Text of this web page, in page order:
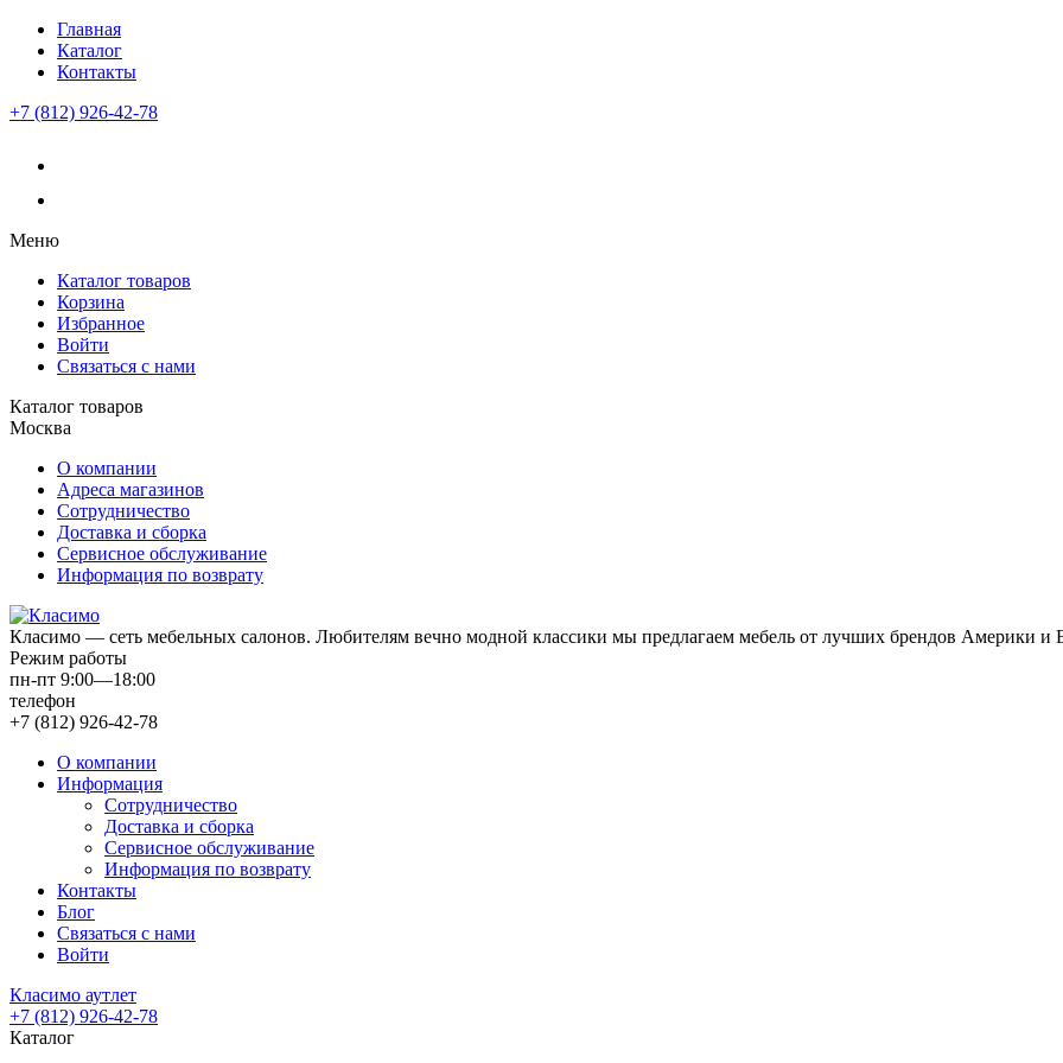
Главная
Каталог
Контакты
+7 (812) 926-42-78
Меню
Каталог товаров
Корзина
Избранное
Войти
Связаться с нами
Каталог товаров
Москва
О компании
Адреса магазинов
Сотрудничество
Доставка и сборка
Сервисное обслуживание
Информация по возврату
Класимо — cеть мебельных салонов. Любителям вечно модной классики мы предлагаем мебель от лучших брендов Америки и
Режим работы
пн-пт 9:00—18:00
телефон
+7 (812) 926-42-78
О компании
Информация
Сотрудничество
Доставка и сборка
Сервисное обслуживание
Информация по возврату
Контакты
Блог
Связаться с нами
Войти
Класимо аутлет
+7 (812) 926-42-78
Каталог